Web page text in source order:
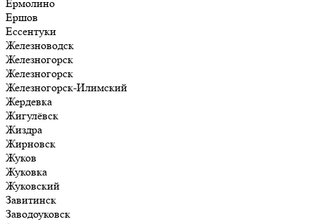
Ермолино
Ершов
Ессентуки
Железноводск
Железногорск
Железногорск
Железногорск-Илимский
Жердевка
Жигулёвск
Жиздра
Жирновск
Жуков
Жуковка
Жуковский
Завитинск
Заводоуковск